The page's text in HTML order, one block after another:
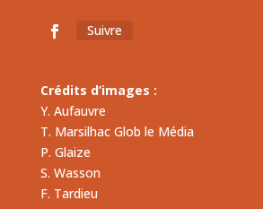
Suivre
Crédits d’images :
Y. Aufauvre
T. Marsilhac Glob le Média
P. Glaize
S. Wasson
F. Tardieu